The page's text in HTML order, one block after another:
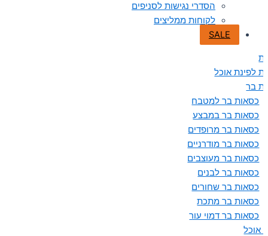
הסדרי נגישות לסניפים
לקוחות ממליצים
SALE
לפינת אוכל
בר
כסאות בר למטבח
כסאות בר במבצע
כסאות בר מרופדים
כסאות בר מודרניים
כסאות בר מעוצבים
כסאות בר לבנים
כסאות בר שחורים
כסאות בר מתכת
כסאות בר דמוי עור
אוכל